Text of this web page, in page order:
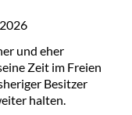
und eher
Zeit im Freien
Besitzer
halten.